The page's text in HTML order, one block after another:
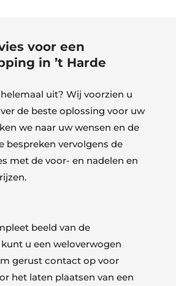
voor een
in ’t Harde
uit? Wij voorzien u
de beste oplossing voor uw
we naar uw wensen en de
bespreken vervolgens de
met de voor- en nadelen en
beeld van de
u een weloverwogen
gerust contact op voor
het laten plaatsen van een